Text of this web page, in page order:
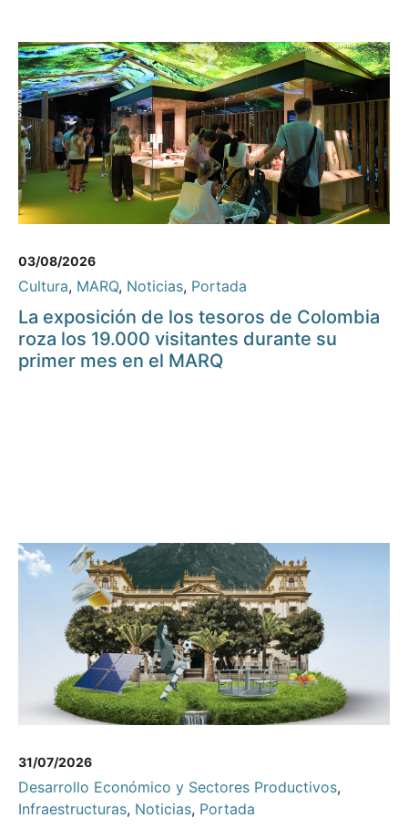
03/08/2026
Cultura, MARQ, Noticias, Portada
La exposición de los tesoros de Colombia
roza los 19.000 visitantes durante su
primer mes en el MARQ
31/07/2026
Desarrollo Económico y Sectores Productivos,
Infraestructuras, Noticias, Portada